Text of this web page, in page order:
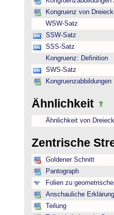
Kongruenz von
WSW-Satz
SSW-Satz
SSS-Satz
Kongruenz: Definition
SWS-Satz
Kongruenzabbildungen
Ähnlichkeit
Ähnlichkeit von
Zentrische
Goldener Schnitt
Pantograph
Folien zu
Anschauliche
Teilung